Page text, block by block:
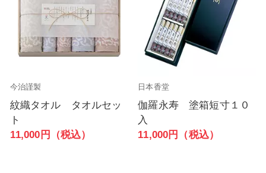
今治謹製
紋織タオル タオルセッ
ト
11,000円（税込）
日本香堂
伽羅永寿 塗箱短寸１０
入
11,000円（税込）